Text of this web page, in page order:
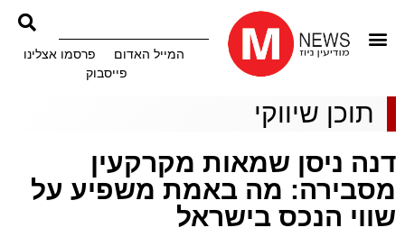
המייל האדום
פרסמו אצלינו
פייסבוק
תוכן שיווקי
דנה ניסן שמאות מקרקעין
מסבירה: מה באמת משפיע על
שווי הנכס בישראל